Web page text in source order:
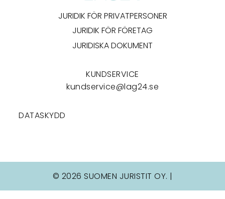
JURIDIK FÖR PRIVATPERSONER
JURIDIK FÖR FÖRETAG
JURIDISKA DOKUMENT
KUNDSERVICE
kundservice@lag24.se
DATASKYDD
© 2026 SUOMEN JURISTIT OY. |